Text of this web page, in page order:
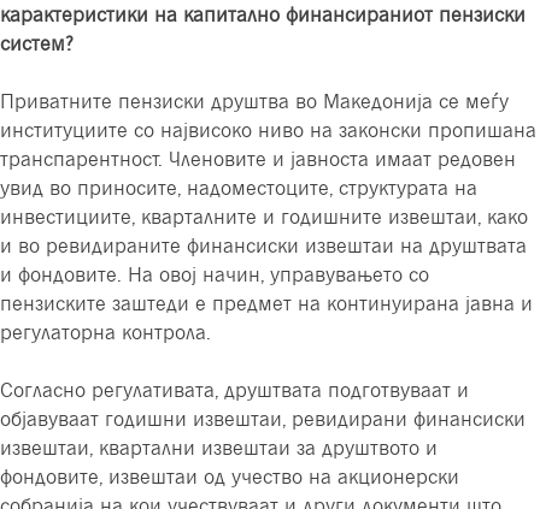
карактеристики на капитално финансираниот пензиски
систем?
Приватните пензиски друштва во Македонија се меѓу
институциите со највисоко ниво на законски пропишана
транспарентност. Членовите и јавноста имаат редовен
увид во приносите, надоместоците, структурата на
инвестициите, кварталните и годишните извештаи, како
и во ревидираните финансиски извештаи на друштвата
и фондовите. На овој начин, управувањето со
пензиските заштеди е предмет на континуирана јавна и
регулаторна контрола.
Согласно регулативата, друштвата подготвуваат и
објавуваат годишни извештаи, ревидирани финансиски
извештаи, квартални извештаи за друштвото и
фондовите, извештаи од учество на акционерски